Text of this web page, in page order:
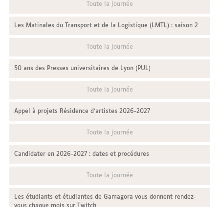
Toute la journée
Les Matinales du Transport et de la Logistique (LMTL) : saison 2
Toute la journée
50 ans des Presses universitaires de Lyon (PUL)
Toute la journée
Appel à projets Résidence d'artistes 2026-2027
Toute la journée
Candidater en 2026-2027 : dates et procédures
Toute la journée
Les étudiants et étudiantes de Gamagora vous donnent rendez-